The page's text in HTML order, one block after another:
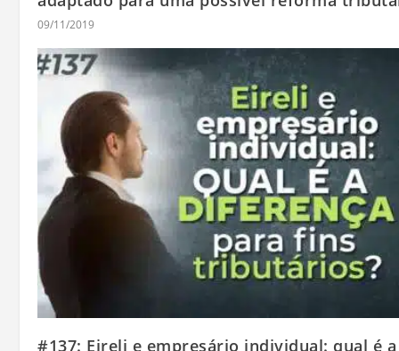
09/11/2019
#137: Eireli e empresário individual: qual é